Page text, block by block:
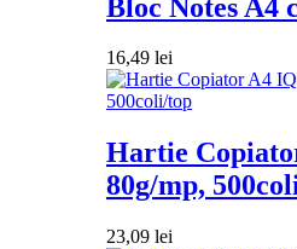
Bloc Notes A4
16,49 lei
Hartie
80g/mp,
23,09 lei